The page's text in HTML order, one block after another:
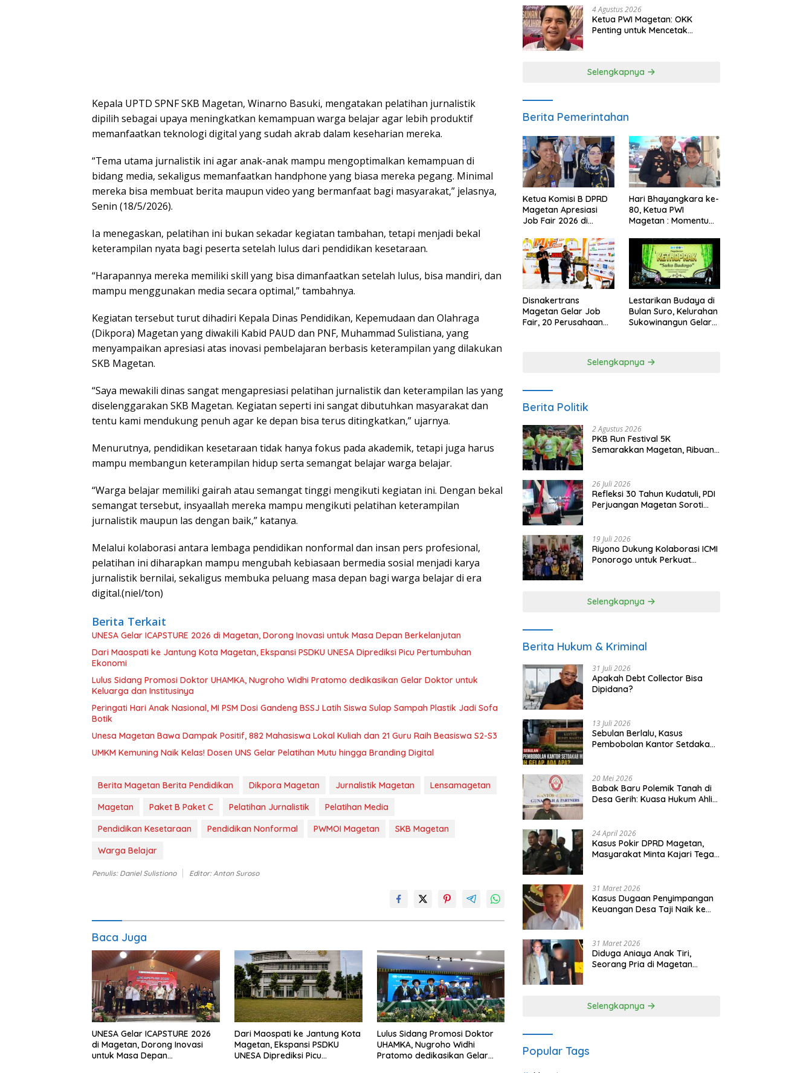
Kepala UPTD SPNF SKB Magetan, Winarno Basuki, mengatakan pelatihan jurnalistik
dipilih sebagai upaya meningkatkan kemampuan warga belajar agar lebih produktif
memanfaatkan teknologi digital yang sudah akrab dalam keseharian mereka.
“Tema utama jurnalistik ini agar anak-anak mampu mengoptimalkan kemampuan di
bidang media, sekaligus memanfaatkan handphone yang biasa mereka pegang. Minimal
mereka bisa membuat berita maupun video yang bermanfaat bagi masyarakat,” jelasnya,
Senin (18/5/2026).
Ia menegaskan, pelatihan ini bukan sekadar kegiatan tambahan, tetapi menjadi bekal
keterampilan nyata bagi peserta setelah lulus dari pendidikan kesetaraan.
“Harapannya mereka memiliki skill yang bisa dimanfaatkan setelah lulus, bisa mandiri, dan
mampu menggunakan media secara optimal,” tambahnya.
Kegiatan tersebut turut dihadiri Kepala Dinas Pendidikan, Kepemudaan dan Olahraga
(Dikpora) Magetan yang diwakili Kabid PAUD dan PNF, Muhammad Sulistiana, yang
menyampaikan apresiasi atas inovasi pembelajaran berbasis keterampilan yang dilakukan
SKB Magetan.
“Saya mewakili dinas sangat mengapresiasi pelatihan jurnalistik dan keterampilan las yang
diselenggarakan SKB Magetan. Kegiatan seperti ini sangat dibutuhkan masyarakat dan
tentu kami mendukung penuh agar ke depan bisa terus ditingkatkan,” ujarnya.
Menurutnya, pendidikan kesetaraan tidak hanya fokus pada akademik, tetapi juga harus
mampu membangun keterampilan hidup serta semangat belajar warga belajar.
“Warga belajar memiliki gairah atau semangat tinggi mengikuti kegiatan ini. Dengan bekal
semangat tersebut, insyaallah mereka mampu mengikuti pelatihan keterampilan
jurnalistik maupun las dengan baik,” katanya.
Melalui kolaborasi antara lembaga pendidikan nonformal dan insan pers profesional,
pelatihan ini diharapkan mampu mengubah kebiasaan bermedia sosial menjadi karya
jurnalistik bernilai, sekaligus membuka peluang masa depan bagi warga belajar di era
digital.(niel/ton)
Berita Terkait
UNESA Gelar ICAPSTURE 2026 di Magetan, Dorong Inovasi untuk Masa Depan Berkelanjutan
Dari Maospati ke Jantung Kota Magetan, Ekspansi PSDKU UNESA Diprediksi Picu Pertumbuhan
Ekonomi
Lulus Sidang Promosi Doktor UHAMKA, Nugroho Widhi Pratomo dedikasikan Gelar Doktor untuk
Keluarga dan Institusinya
Peringati Hari Anak Nasional, MI PSM Dosi Gandeng BSSJ Latih Siswa Sulap Sampah Plastik Jadi Sofa
Botik
Unesa Magetan Bawa Dampak Positif, 882 Mahasiswa Lokal Kuliah dan 21 Guru Raih Beasiswa S2-S3
UMKM Kemuning Naik Kelas! Dosen UNS Gelar Pelatihan Mutu hingga Branding Digital
Berita Magetan Berita Pendidikan Dikpora Magetan Jurnalistik Magetan
Lensamagetan
Magetan
Paket B Paket C Pelatihan Jurnalistik
Pelatihan Media
Pendidikan Kesetaraan
Pendidikan Nonformal PWMOI Magetan
SKB Magetan
Warga Belajar
Penulis: Daniel Sulistiono Editor: Anton Suroso
Baca Juga
UNESA Gelar ICAPSTURE 2026
di Magetan, Dorong Inovasi
untuk Masa Depan
Dari Maospati ke Jantung Kota
Magetan, Ekspansi PSDKU
UNESA Diprediksi Picu
Lulus Sidang Promosi Doktor
UHAMKA, Nugroho Widhi
Pratomo dedikasikan Gelar
4 Agustus 2026
Ketua PWI Magetan: OKK
Penting untuk Mencetak
Selengkapnya
Berita Pemerintahan
Ketua Komisi B DPRD
Magetan Apresiasi
Job Fair 2026 di
Anggaran
Hari Bhayangkara ke-
80, Ketua PWI
Magetan : Momentum
Kepercayaan Publik
Disnakertrans
Magetan Gelar Job
Fair, 20 Perusahaan
Lestarikan Budaya di
Bulan Suro, Kelurahan
Sukowinangun Gelar
Selengkapnya
Berita Politik
2 Agustus 2026
PKB Run Festival 5K
Semarakkan Magetan, Ribuan
26 Juli 2026
Refleksi 30 Tahun Kudatuli, PDI
Perjuangan Magetan Soroti
19 Juli 2026
Riyono Dukung Kolaborasi ICMI
Ponorogo untuk Perkuat
Selengkapnya
Berita Hukum & Kriminal
31 Juli 2026
Apakah Debt Collector Bisa
Dipidana?
13 Juli 2026
Sebulan Berlalu, Kasus
Pembobolan Kantor Setdakab
20 Mei 2026
Babak Baru Polemik Tanah di
Desa Gerih: Kuasa Hukum Ahli
24 April 2026
Kasus Pokir DPRD Magetan,
Masyarakat Minta Kajari Tegak
31 Maret 2026
Kasus Dugaan Penyimpangan
Keuangan Desa Taji Naik ke
31 Maret 2026
Diduga Aniaya Anak Tiri,
Seorang Pria di Magetan
Selengkapnya
Popular Tags